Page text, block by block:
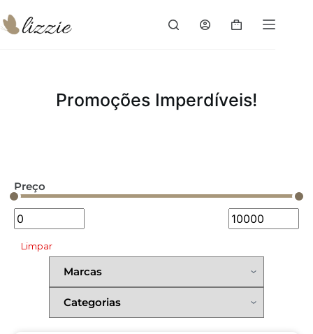
Promoções Imperdíveis!
Preço
Limpar